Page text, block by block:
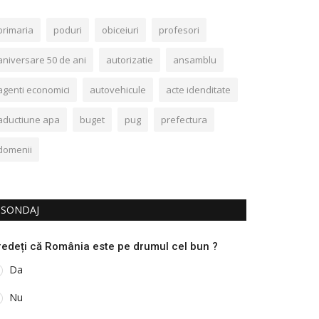
poduri obiceiuri profesori
50 de ani autorizatie ansamblu
economici autovehicule acte idenditate
apa buget pug prefectura
SONDAJ
că România este pe drumul cel bun ?
Da
Nu